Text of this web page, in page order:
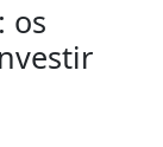
os